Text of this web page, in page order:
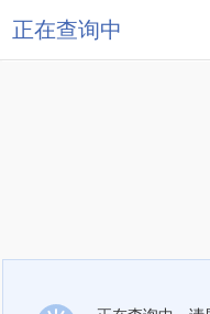
正在查询中